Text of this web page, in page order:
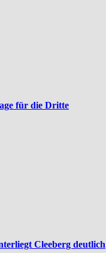
für die Dritte
Cleeberg deutlich